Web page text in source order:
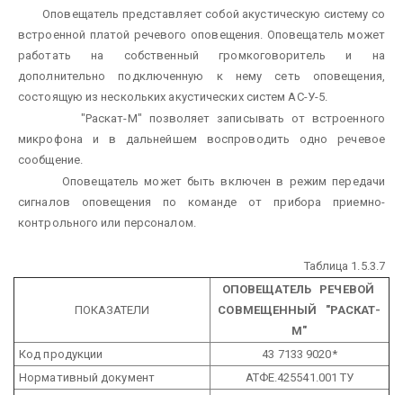
Оповещатель представляет собой акустическую систему со
встроенной платой речевого оповещения. Оповещатель может
работать на собственный громкоговоритель и на
дополнительно подключенную к нему сеть оповещения,
состоящую из нескольких акустических систем АС-У-5.
"Раскат-М" позволяет записывать от встроенного
микрофона и в дальнейшем воспроводить одно речевое
сообщение.
Оповещатель может быть включен в режим передачи
сигналов оповещения по команде от прибора приемно-
контрольного или персоналом.
Таблица 1.5.3.7
ПОКАЗАТЕЛИ
ОПОВЕЩАТЕЛЬ РЕЧЕВОЙ
СОВМЕЩЕННЫЙ "РАСКАТ-
М"
Код продукции
43 7133 9020*
Нормативный документ
АТФЕ.425541.001 ТУ